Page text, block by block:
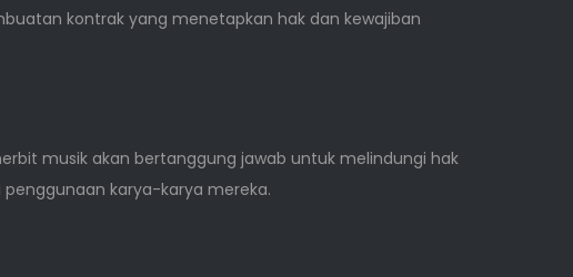
kontrak yang menetapkan hak dan kewajiban
musik akan bertanggung jawab untuk melindungi hak
karya-karya mereka.